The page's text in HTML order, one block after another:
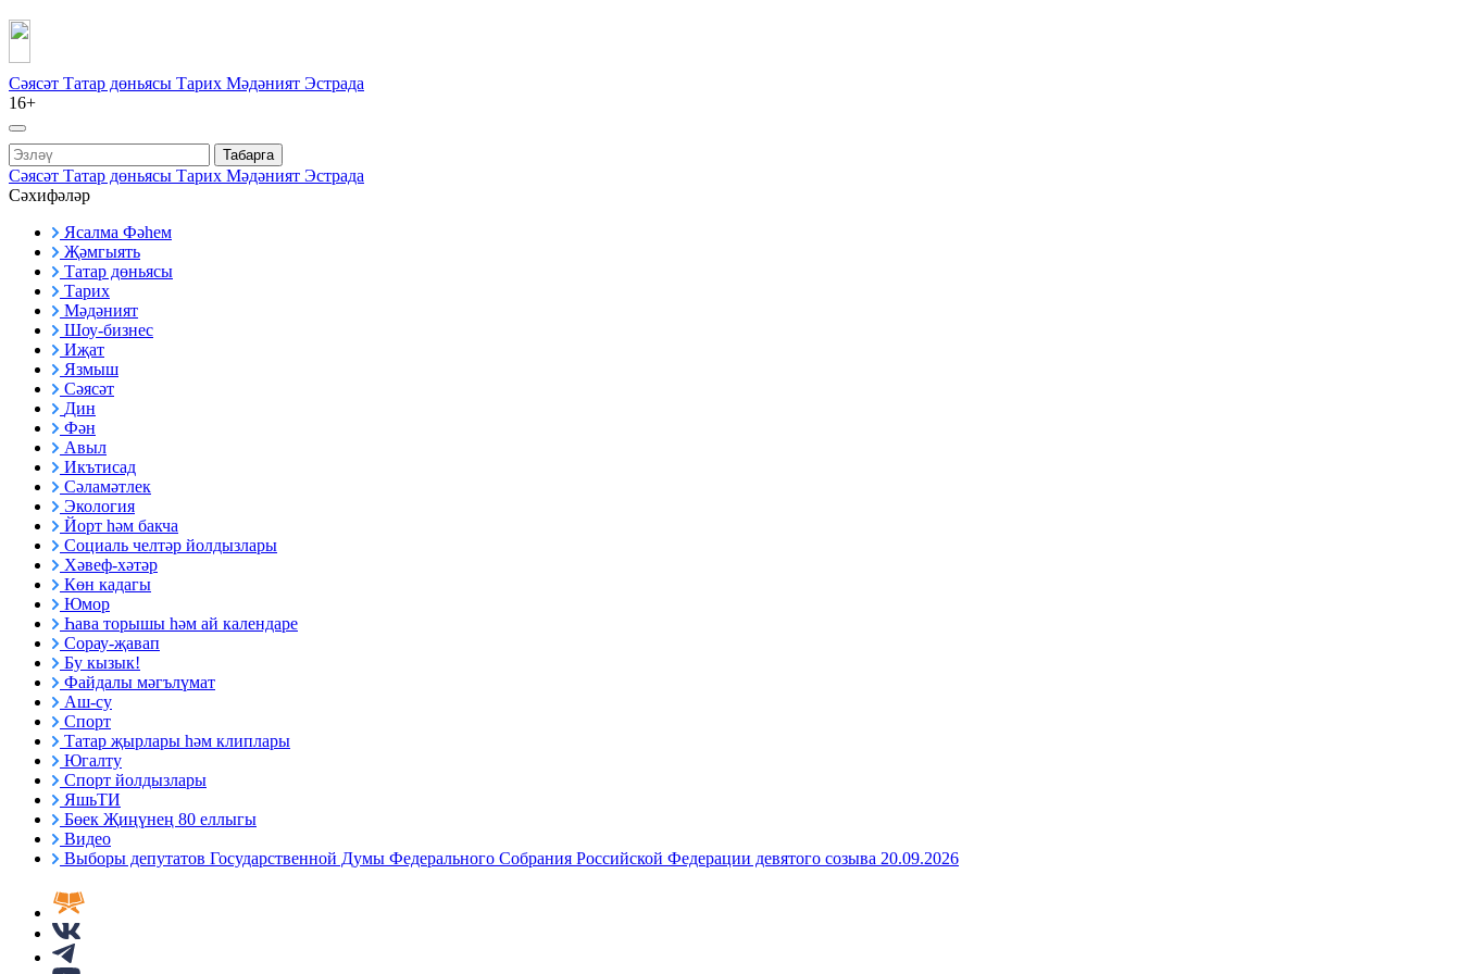
Сәясәт Татар дөньясы Тарих Мәдәният Эстрада
16+
Табарга
Сәясәт Татар дөньясы Тарих Мәдәният Эстрада
Сәхифәләр
Ясалма Фәһем
Җәмгыять
Татар дөньясы
Тарих
Мәдәният
Шоу-бизнес
Иҗат
Язмыш
Сәясәт
Дин
Фән
Авыл
Икътисад
Сәламәтлек
Экология
Йорт һәм бакча
Социаль челтәр йолдызлары
Хәвеф-хәтәр
Көн кадагы
Юмор
Һава торышы һәм ай календаре
Сорау-җавап
Бу кызык!
Файдалы мәгълүмат
Аш-су
Спорт
Татар җырлары һәм клиплары
Югалту
Спорт йолдызлары
ЯшьТИ
Бөек Җиңүнең 80 еллыгы
Видео
Выборы депутатов Государственной Думы Федерального Собрания Российской Федерации девятого созыва 20.09.2026